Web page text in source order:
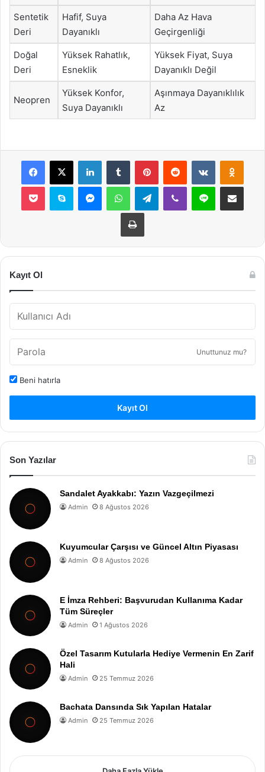
Sentetik
Deri
Hafif, Suya
Dayanıklı
Daha Az Hava
Geçirgenliği
Doğal
Deri
Yüksek Rahatlık,
Esneklik
Yüksek Fiyat, Suya
Dayanıklı Değil
Neopren
Yüksek Konfor,
Suya Dayanıklı
Aşınmaya Dayanıklılık
Az
Facebook
X LinkedInTumblr PinterestReddit VKontakte
Pocket Skype MessengerWhatsAppTelegramViber Line E-Posta ile
Yazdır
Kayıt Ol
Unuttunuz mu?
Beni hatırla
Kayıt Ol
Son Yazılar
Sandalet Ayakkabı: Yazın Vazgeçilmezi
Admin 8 Ağustos 2026
Kuyumcular Çarşısı ve Güncel Altın Piyasası
Admin 8 Ağustos 2026
E İmza Rehberi: Başvurudan Kullanıma Kadar
Tüm Süreçler
Admin 1 Ağustos 2026
Özel Tasarım Kutularla Hediye Vermenin En Zarif
Hali
Admin 25 Temmuz 2026
Bachata Dansında Sık Yapılan Hatalar
Admin 25 Temmuz 2026